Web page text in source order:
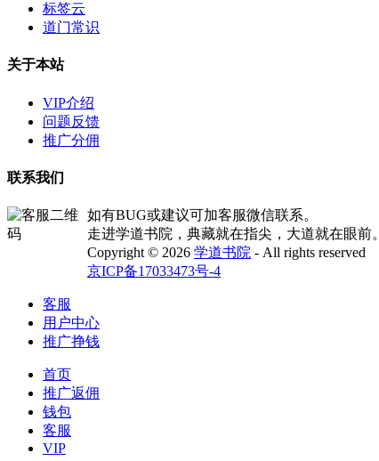
标签云
道门常识
关于本站
VIP介绍
问题反馈
推广分佣
联系我们
如有BUG或建议可加客服微信联系。
走进学道书院，典藏就在指尖，大道就在眼前。
Copyright © 2026 学道书院 - All rights reserved
京ICP备17033473号-4
客服
用户中心
推广挣钱
首页
推广返佣
钱包
客服
VIP